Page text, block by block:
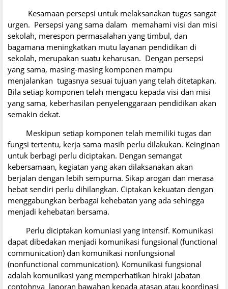
Kesamaan persepsi untuk melaksanakan tugas sangat
urgen. Persepsi yang sama dalam memahami visi dan misi
sekolah, merespon permasalahan yang timbul, dan
bagamana meningkatkan mutu layanan pendidikan di
sekolah, merupakan suatu keharusan. Dengan persepsi
yang sama, masing-masing komponen mampu
menjalankan tugasnya sesuai tujuan yang telah ditetapkan.
Bila setiap komponen telah mengacu kepada visi dan misi
yang sama, keberhasilan penyelenggaraan pendidikan akan
semakin dekat.
Meskipun setiap komponen telah memiliki tugas dan
fungsi tertentu, kerja sama masih perlu dilakukan. Keinginan
untuk berbagi perlu diciptakan. Dengan semangat
kebersamaan, kegiatan yang akan dilaksanakan akan
berjalan dengan lebih sempurna. Sikap arogan dan merasa
hebat sendiri perlu dihilangkan. Ciptakan kekuatan dengan
menggabungkan berbagai kehebatan yang ada sehingga
menjadi kehebatan bersama.
Perlu diciptakan komuniasi yang intensif. Komunikasi
dapat dibedakan menjadi komunikasi fungsional (functional
communication) dan komunikasi nonfungsional
(nonfunctional communication). Komunikasi fungsional
adalah komunikasi yang memperhatikan hiraki jabatan
contohnya laporan bawahan kepada atasan atau koordinasi